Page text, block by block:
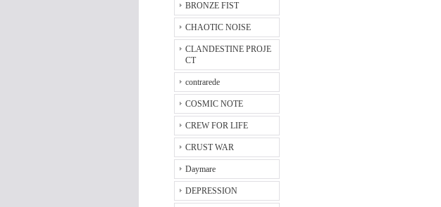
BRONZE FIST
CHAOTIC NOISE
CLANDESTINE PROJE
CT
contrarede
COSMIC NOTE
CREW FOR LIFE
CRUST WAR
Daymare
DEPRESSION